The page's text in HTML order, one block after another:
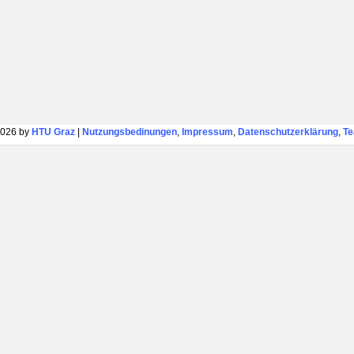
by HTU Graz| Nutzungsbedinungen, Impressum, Datenschutzerklärung,